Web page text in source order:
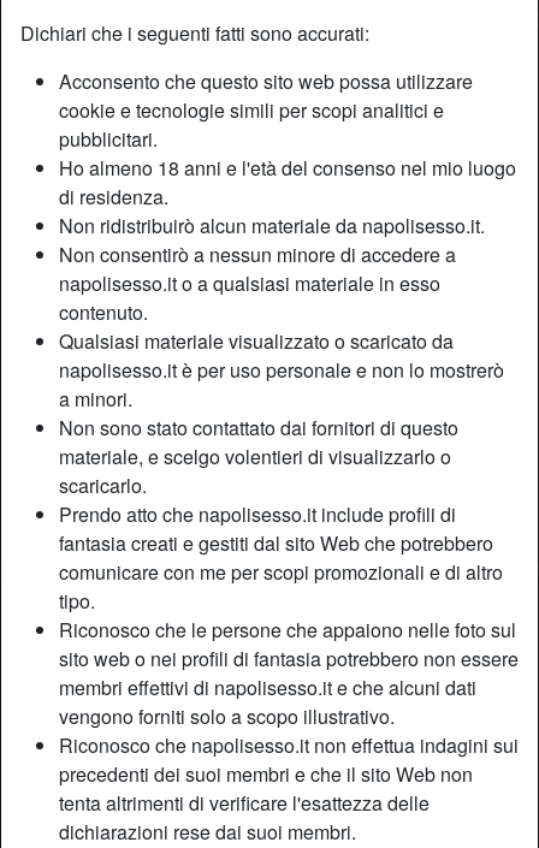
Dichiari che i seguenti fatti sono accurati:
Acconsento che questo sito web possa utilizzare
cookie e tecnologie simili per scopi analitici e
pubblicitari.
Ho almeno 18 anni e l'età del consenso nel mio luogo
di residenza.
Non ridistribuirò alcun materiale da napolisesso.it.
Non consentirò a nessun minore di accedere a
napolisesso.it o a qualsiasi materiale in esso
contenuto.
Qualsiasi materiale visualizzato o scaricato da
napolisesso.it è per uso personale e non lo mostrerò
a minori.
Non sono stato contattato dai fornitori di questo
materiale, e scelgo volentieri di visualizzarlo o
scaricarlo.
Prendo atto che napolisesso.it include profili di
fantasia creati e gestiti dal sito Web che potrebbero
comunicare con me per scopi promozionali e di altro
tipo.
Riconosco che le persone che appaiono nelle foto sul
sito web o nei profili di fantasia potrebbero non essere
membri effettivi di napolisesso.it e che alcuni dati
vengono forniti solo a scopo illustrativo.
Riconosco che napolisesso.it non effettua indagini sui
precedenti dei suoi membri e che il sito Web non
tenta altrimenti di verificare l'esattezza delle
dichiarazioni rese dai suoi membri.
Nickname:
Età:
27
Paese:
Italia
Provincia:
Caserta
Sesso:
Donna
Sessualità:
Etero
Relazione:
Single
Colore dei capelli: